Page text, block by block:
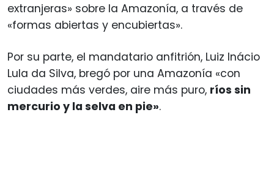
extranjeras» sobre la Amazonía, a través de
«formas abiertas y encubiertas».
Por su parte, el mandatario anfitrión, Luiz Inácio
Lula da Silva, bregó por una Amazonía «con
ciudades más verdes, aire más puro, ríos sin
mercurio y la selva en pie».